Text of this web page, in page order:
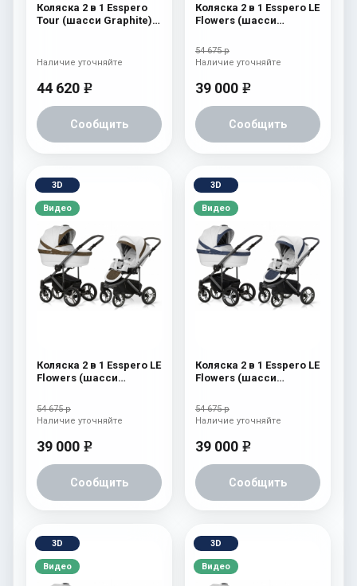
Коляска 2 в 1 Esspero
Tour (шасси Graphite)
44 620 e
Сообщить
Наличие уточняйте
Коляска 2 в 1 Esspero LE
Flowers (шасси
54 675 р
39 000 e
Сообщить
Наличие уточняйте
3D
Видео
Коляска 2 в 1 Esspero LE
Flowers (шасси
54 675 р
39 000 e
Сообщить
Наличие уточняйте
3D
Видео
Коляска 2 в 1 Esspero LE
Flowers (шасси
54 675 р
39 000 e
Сообщить
Наличие уточняйте
3D
Видео
3D
Видео